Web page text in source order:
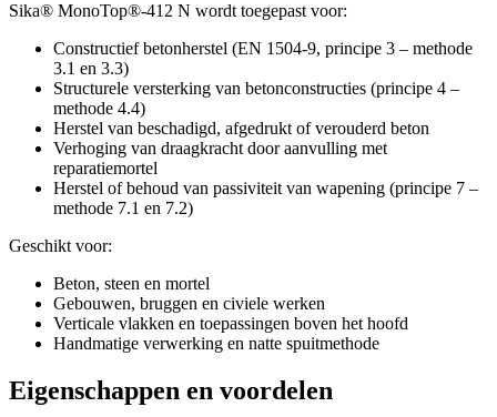
Sika® MonoTop®-412 N wordt toegepast voor:
Constructief betonherstel (EN 1504-9, principe 3 – methode
3.1 en 3.3)
Structurele versterking van betonconstructies (principe 4 –
methode 4.4)
Herstel van beschadigd, afgedrukt of verouderd beton
Verhoging van draagkracht door aanvulling met
reparatiemortel
Herstel of behoud van passiviteit van wapening (principe 7 –
methode 7.1 en 7.2)
Geschikt voor:
Beton, steen en mortel
Gebouwen, bruggen en civiele werken
Verticale vlakken en toepassingen boven het hoofd
Handmatige verwerking en natte spuitmethode
Eigenschappen en voordelen